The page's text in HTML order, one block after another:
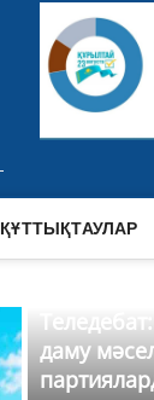
ҚҰТТЫҚТАУЛАР
даму